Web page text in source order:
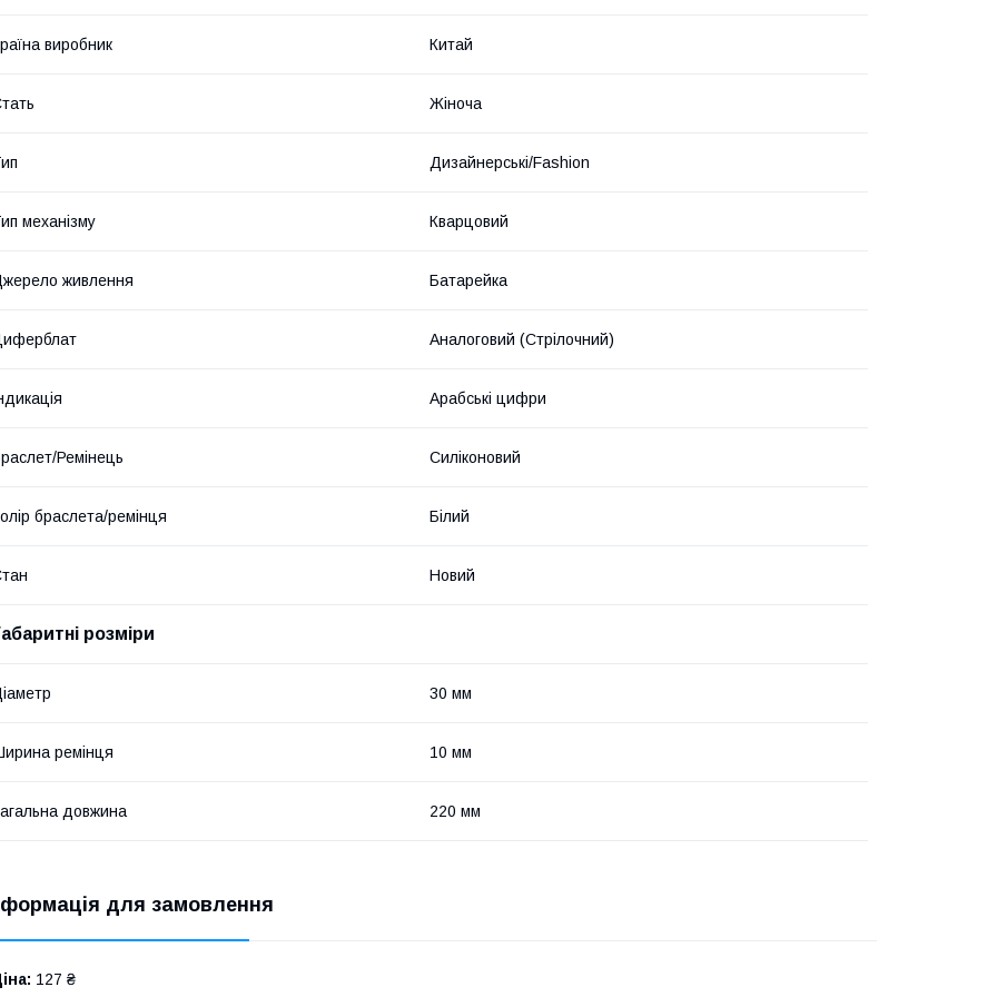
виробник Китай
Жіноча
Дизайнерські/Fashion
механізму Кварцовий
живлення Батарейка
Аналоговий (Стрілочний)
Арабські цифри
Ремінець Силіконовий
браслета/ремінця Білий
Новий
розміри
30 мм
ремінця 10 мм
довжина 220 мм
для замовлення
127 ₴